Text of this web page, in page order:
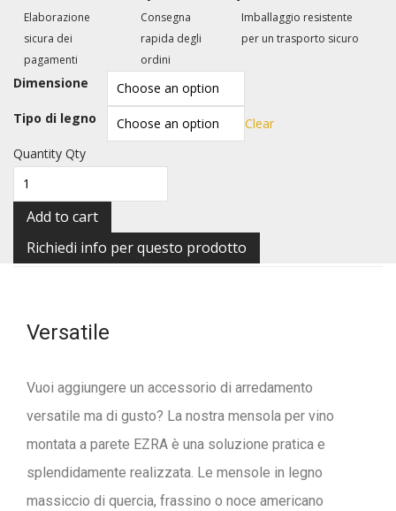
Elaborazione
sicura dei
pagamenti
Consegna
rapida degli
ordini
Imballaggio resistente
per un trasporto sicuro
Dimensione
Tipo di legno
Clear
Quantity Qty
Add to cart
Versatile
Vuoi aggiungere un accessorio di arredamento
versatile ma di gusto? La nostra mensola per vino
montata a parete EZRA è una soluzione pratica e
splendidamente realizzata. Le mensole in legno
massiccio di quercia, frassino o noce americano